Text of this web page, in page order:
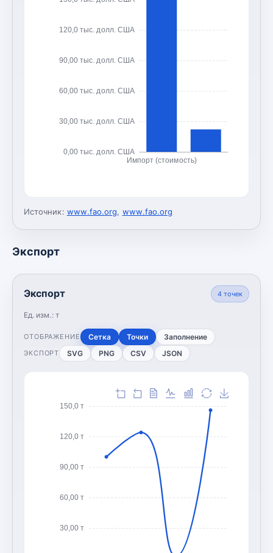
0,00 тыс. долл. США
30,00 тыс. долл. США
60,00 тыс. долл. США
90,00 тыс. долл. США
120,0 тыс. долл. США
Импорт (стоимость)
Источник: www.fao.org, www.fao.org
Экспорт
Экспорт
Ед. изм.: т
4точек
ОТОБРАЖЕНИЕ Сетка Точки Заполнение
ЭКСПОРТ SVG PNG CSV JSON
30,00 т
60,00 т
90,00 т
120,0 т
150,0 т